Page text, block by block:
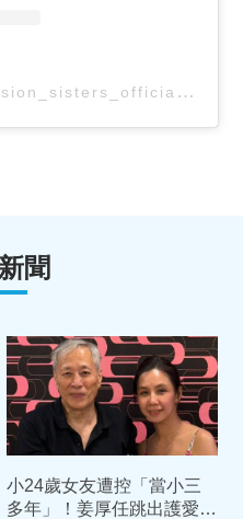
Passion Sisters（@passion_sisters_official）分享的貼文
聞
小24歲女友遭控「當小三
多年」！姜厚任跳出護愛